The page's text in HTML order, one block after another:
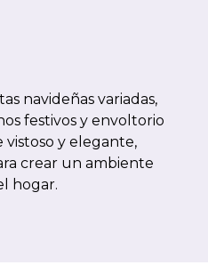
navideñas variadas,
festivos y envoltorio
y elegante,
crear un ambiente
hogar.